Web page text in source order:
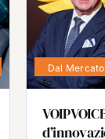
Dal Mercato